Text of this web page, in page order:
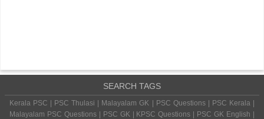
SEARCH TAGS
Kerala PSC | PSC Thulasi | Malayalam GK | PSC Questions | PSC Kerala |
Malayalam PSC Questions | PSC GK | KPSC Questions | PSC GK English |